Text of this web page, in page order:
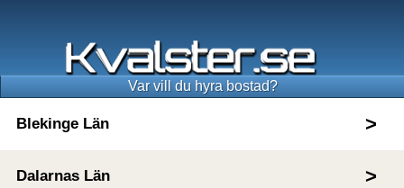
Var vill du hyra bostad?
Blekinge Län
Dalarnas Län